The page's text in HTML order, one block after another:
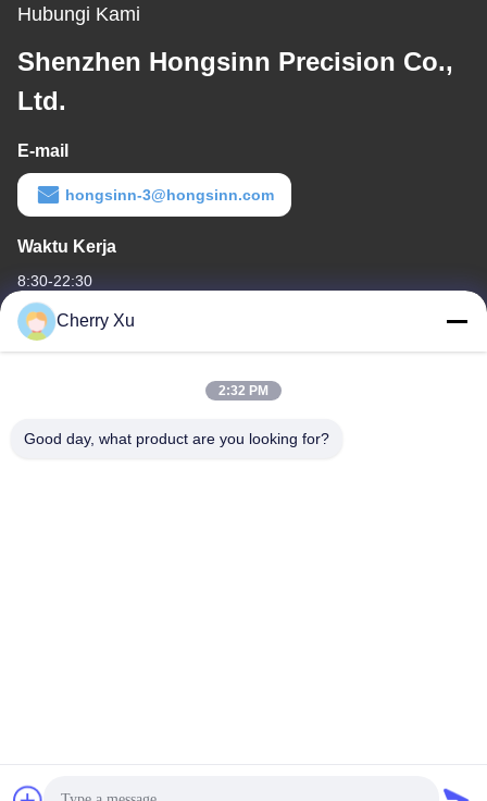
Hubungi Kami
Shenzhen Hongsinn Precision Co.,
Ltd.
E-mail
hongsinn-3@hongsinn.com
Waktu Kerja
8:30-22:30
Alamat Kami
Guangdong Shenzhen Baoan lantai 1 & 2, No. 3, Gangzai Street,
Cherry Xu
2:32 PM
Good day, what product are you looking for?